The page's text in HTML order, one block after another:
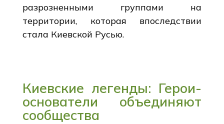
разрозненными группами на
территории, которая впоследствии
стала Киевской Русью.
Киевские легенды: Герои-
основатели объединяют
сообщества